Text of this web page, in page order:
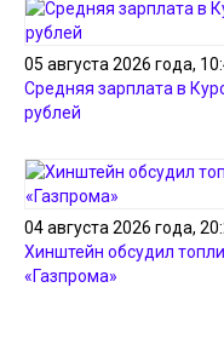
05 августа 2026 года,
Средняя зарплата в
рублей
04 августа 2026 года,
Хинштейн обсудил
«Газпрома»